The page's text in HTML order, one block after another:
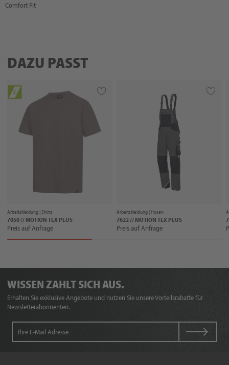
Comfort Fit
DAZU PASST
Arbeitskleidung |Shirts
7050 // MOTION TEX PLUS
Preis auf Anfrage
Arbeitskleidung | Hosen
7622 // MOTION TEX PLUS
Preis auf Anfrage
WISSEN ZAHLT SICH AUS.
Erhalten Sie exklusive Angebote und nutzen Sie unsere Vorteilsrabatte für
Newsletterabonnenten.